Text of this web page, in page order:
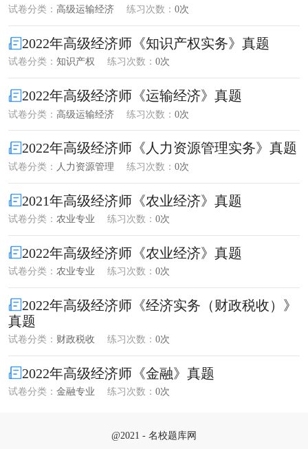
试卷分类： 高级运输经济 练习次数： 0次
2022年高级经济师《知识产权实务》真题
试卷分类： 知识产权 练习次数： 0次
2022年高级经济师《运输经济》真题
试卷分类： 高级运输经济 练习次数： 0次
2022年高级经济师《人力资源管理实务》真题
试卷分类： 人力资源管理 练习次数： 0次
2021年高级经济师《农业经济》真题
试卷分类： 农业专业 练习次数： 0次
2022年高级经济师《农业经济》真题
试卷分类： 农业专业 练习次数： 0次
2022年高级经济师《经济实务（财政税收）》
真题
试卷分类： 财政税收 练习次数： 0次
2022年高级经济师《金融》真题
试卷分类： 金融专业 练习次数： 0次
@2021 - 名校题库网